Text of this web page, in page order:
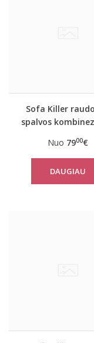
Sofa Killer
spalvos
Texas
Nuo 7900€
DAUGIAU